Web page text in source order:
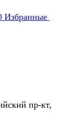
Избранные
пр-кт,